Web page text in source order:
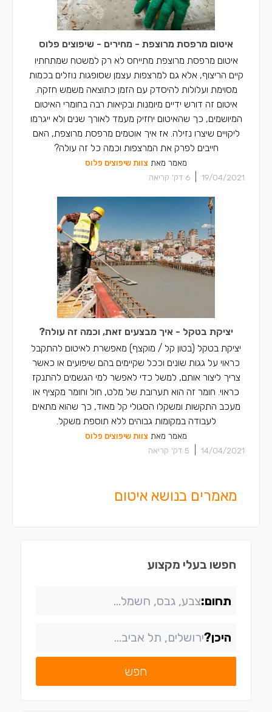
איטום מרפסת מרוצפת - מחירים - שיפוצים פלוס
איטום מרפסת מרוצפת מתייחס לא רק למשטח שמתחתיו
קיים הריצוף, אלא גם למרצפות עצמן שסופגות נוזלים בכמות
מסוימת ועלולות להיסדק עם הזמן כתוצאה משמש חזקה.
איטום זה דורש ידיים מיומנות ובקיאות רבה בחומרי האיטום
המיושמים, כך שהאיטום יחזיק מעמד לאורך שנים ולא ייגרמו
ליקויים שיצרו נזילה. אז איך אוטמים מרפסת מרוצפת, האם
חייבים לפרק את המרצפות וכמה כל זה עולה?
מאמר מאת צוות שיפוצים פלוס
19/04/2021
6 דק' קריאה
יציקת בטקל - איך מבצעים זאת, וכמה זה עולה?
יציקת בטקל (בטון קל / מוקצף) מאפשרת לאיטום להתקבל
כראוי על גגות שונים וככל שקיימים בהם שיפועים או כאשר
צריך ליצור אותם, למשל כדי לאפשר למי הגשמים להתנקז
כראוי. חומר זה הוא תערובת של מלט, חול וחומר מקציף או
מעכב התקשות ומשקלו הסגולי קל מאוד, כך שהוא מתאים
לעבודה במקומות גבוהים ללא תוספת משקל.
מאמר מאת צוות שיפוצים פלוס
14/04/2021
5 דק' קריאה
מאמרים בנושא איטום
חפשו בעלי מקצוע
תחום:
היכן?
חפש